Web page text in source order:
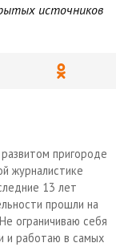
источников
пригороде
журналистике
13 лет
прошли на
ограничиваю себя
и работаю в самых